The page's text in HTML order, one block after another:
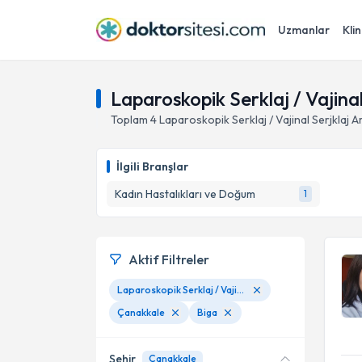
Uzmanlar
Laparoskopik Serklaj /
Toplam 4Laparoskopik Serklaj / Vajinal Serjklaj
İlgili Branşlar
Kadın Hastalıkları ve Doğum
1
Aktif Filtreler
Laparoskopik Serklaj / Vajinal Serjklaj Ameliyatları
Çanakkale
Biga
Şehir Çanakkale